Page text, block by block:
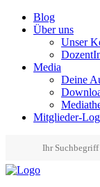
Blog
Über uns
Unser
Media
Deine
Mitglieder-